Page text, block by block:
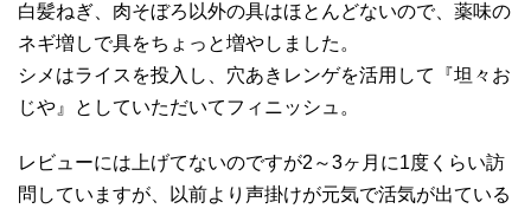
白髪ねぎ、肉そぼろ以外の具はほとんどないので、薬味の
ネギ増しで具をちょっと増やしました。
シメはライスを投入し、穴あきレンゲを活用して『坦々お
じや』としていただいてフィニッシュ。
レビューには上げてないのですが2～3ヶ月に1度くらい訪
問していますが、以前より声掛けが元気で活気が出ている